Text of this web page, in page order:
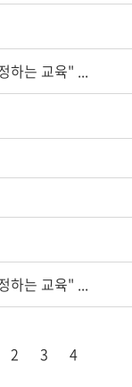
하는 교육" ...
하는 교육" ...
2 3 4